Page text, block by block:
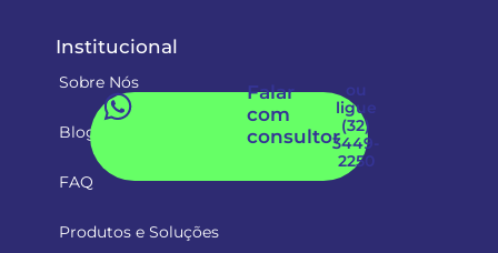
Institucional
Sobre Nós
Blog
FAQ
Produtos e Soluções
Falar
com
consultor
ou
ligue
(32)
3449-
2250